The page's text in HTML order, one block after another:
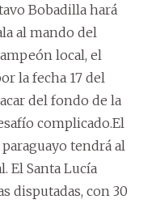
Bobadilla hará
al mando del
local, el
la fecha 17 del
del fondo de la
complicado.El
tendrá al
El Santa Lucía
disputadas, con 30